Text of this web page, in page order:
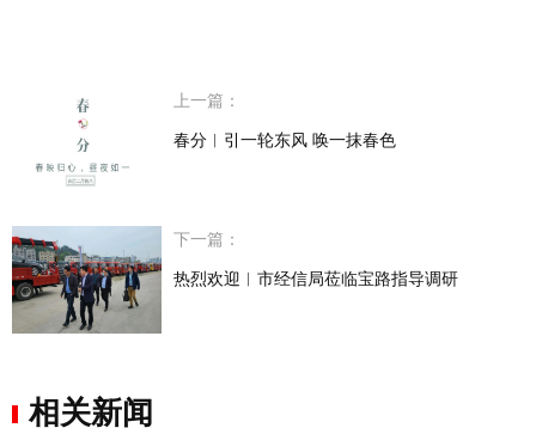
上一篇：
春分︱引一轮东风 唤一抹春色
下一篇：
热烈欢迎︱市经信局莅临宝路指导调研
相关新闻